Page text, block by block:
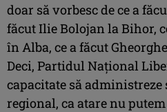
doar să vorbesc de ce a
făcut Ilie Bolojan la Bihor,
în Alba, ce a făcut
Deci, Partidul Naţional
capacitate să
regional, ca atare nu